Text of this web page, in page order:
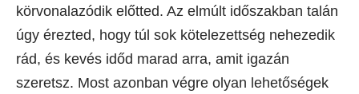
körvonalazódik előtted. Az elmúlt időszakban talán
úgy érezted, hogy túl sok kötelezettség nehezedik
rád, és kevés időd marad arra, amit igazán
szeretsz. Most azonban végre olyan lehetőségek